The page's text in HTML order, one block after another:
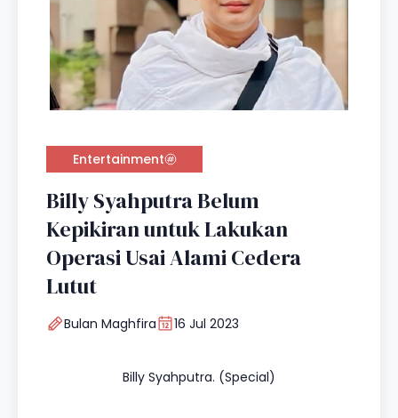
Entertainment
Billy Syahputra Belum
Kepikiran untuk Lakukan
Operasi Usai Alami Cedera
Lutut
Bulan Maghfira 16 Jul 2023
Billy Syahputra. (Special)